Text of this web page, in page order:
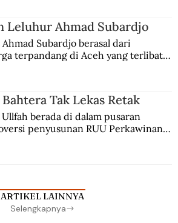
Leluhur Ahmad Subardjo
Subardjo berasal dari
terpandang di Aceh yang terlibat
Tak Lekas Retak
berada di dalam pusaran
penyusunan RUU Perkawinan.
ARTIKEL LAINNYA
Selengkapnya